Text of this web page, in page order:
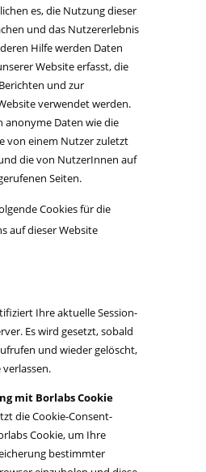
es, die Nutzung dieser
und das Nutzererlebnis
Hilfe werden Daten
Website erfasst, die
und zur
verwendet werden.
anonyme Daten wie die
von einem Nutzer zuletzt
die von NutzerInnen auf
Seiten.
Cookies für die
auf dieser Website
Ihre aktuelle Session-
Es wird gesetzt, sobald
und wieder gelöscht,
verlassen.
mit Borlabs Cookie
die Cookie-Consent-
Cookie, um Ihre
bestimmter